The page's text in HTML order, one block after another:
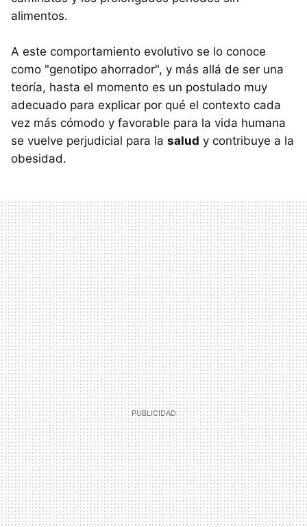
alimentos.
A este comportamiento evolutivo se lo conoce
como "genotipo ahorrador", y más allá de ser una
teoría, hasta el momento es un postulado muy
adecuado para explicar por qué el contexto cada
vez más cómodo y favorable para la vida humana
se vuelve perjudicial para la salud y contribuye a la
obesidad.